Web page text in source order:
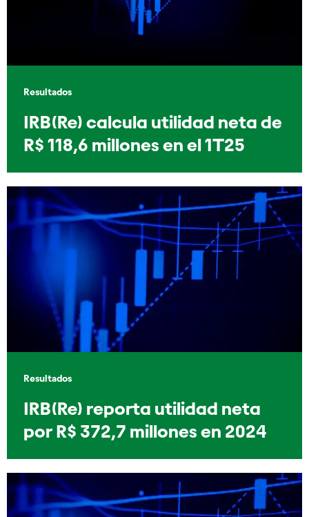
Resultados
IRB(Re) calcula utilidad neta de
R$ 118,6 millones en el 1T25
Resultados
IRB(Re) reporta utilidad neta
por R$ 372,7 millones en 2024